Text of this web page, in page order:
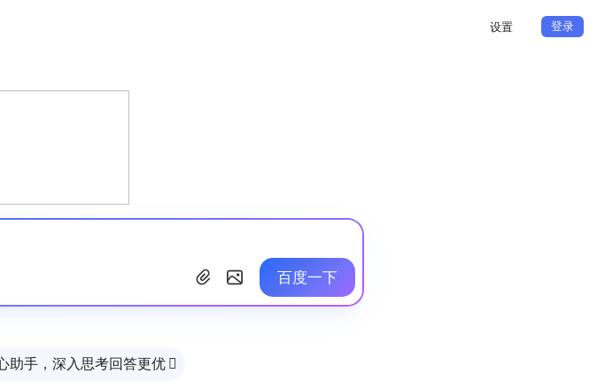
设置 登录
百度一下
助手，深入思考回答更优 